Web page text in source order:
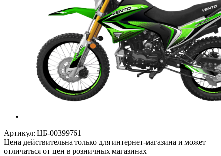
Артикул: ЦБ-00399761
Цена действительна только для интернет-магазина и может
отличаться от цен в розничных магазинах